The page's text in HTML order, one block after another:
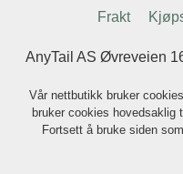
Frakt
AnyTail AS Øvreveien
Vår nettbutikk bruker
bruker cookies hovedsaklig
Fortsett å bruke siden